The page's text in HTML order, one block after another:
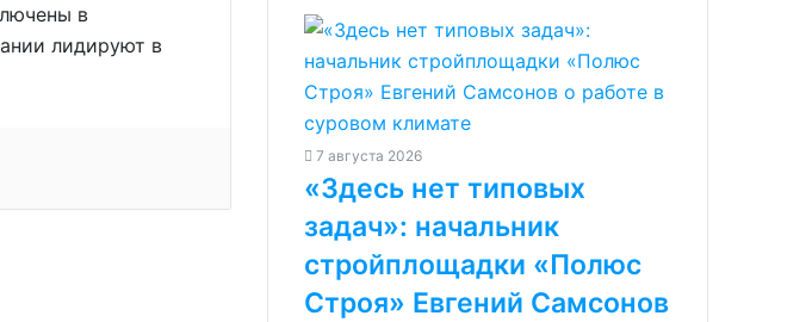
в
лидируют в
7 августа 2026
«Здесь нет типовых
задач»: начальник
стройплощадки «Полюс
Строя» Евгений Самсонов